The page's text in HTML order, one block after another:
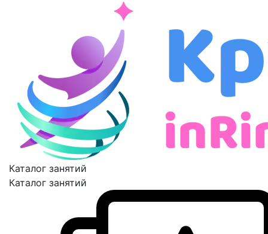
Каталог занятий
Каталог занятий